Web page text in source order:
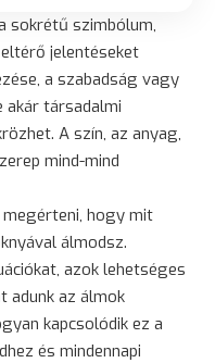
sokrétű szimbólum,
jelentéseket
a szabadság vagy
akár társadalmi
A szín, az anyag,
mind-mind
hogy mit
álmodsz.
azok lehetséges
adunk az álmok
kapcsolódik ez a
és mindennapi